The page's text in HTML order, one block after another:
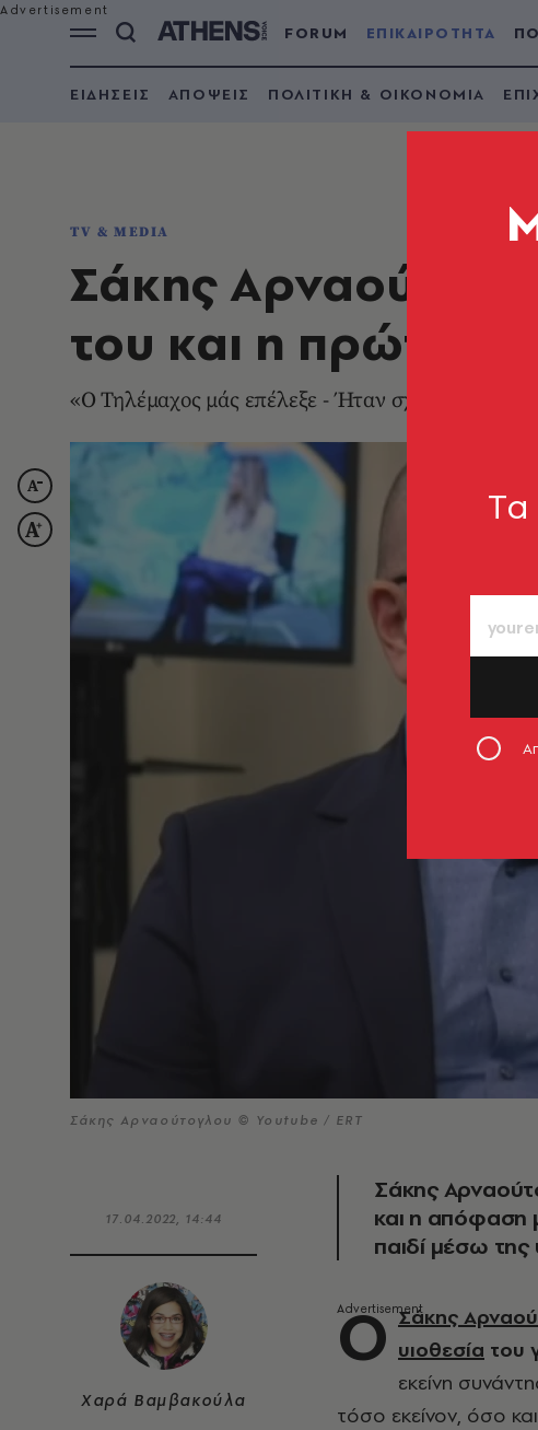
FORUM ΕΠΙΚΑΙΡΟΤΗΤΑ
ΕΙΔΗΣΕΙΣ ΑΠΟΨΕΙΣ ΠΟΛΙΤΙΚΗ & ΟΙΚΟΝΟΜΙΑ
TV & MEDIA
Σάκης
του και η πρώτη
«Ο Τηλέμαχος μάς επέλεξε - Ήταν σχετικά
Σάκης Αρναούτογλου © Youtube / ERT
17.04.2022, 14:44
Χαρά Βαμβακούλα
Σάκης
και η απόφαση
παιδί μέσω της
Ο Σάκης
υιοθεσία του
εκείνη
τόσο εκείνον, όσο
Tα